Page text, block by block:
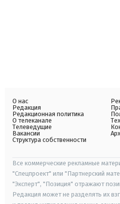
О нас
Редакция
Редакционная политика
О телеканале
Телеведущие
Вакансии
Структура собственности
Все коммерческие рекламные
"Спецпроект" или "Партнерский
"Эксперт", "Позиция" отражают
Редакция может не разделять их